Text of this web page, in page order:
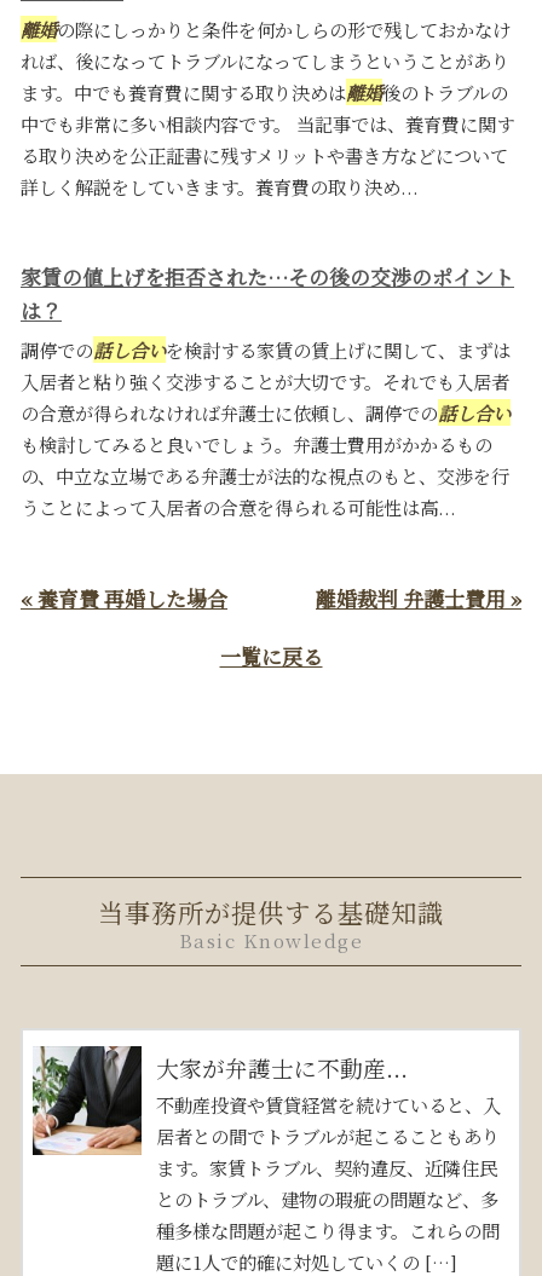
離婚の際にしっかりと条件を何かしらの形で残しておかなけ
れば、後になってトラブルになってしまうということがあり
ます。中でも養育費に関する取り決めは離婚後のトラブルの
中でも非常に多い相談内容です。 当記事では、養育費に関す
る取り決めを公正証書に残すメリットや書き方などについて
詳しく解説をしていきます。養育費の取り決め...
家賃の値上げを拒否された…その後の交渉のポイント
は？
調停での話し合いを検討する家賃の賃上げに関して、まずは
入居者と粘り強く交渉することが大切です。それでも入居者
の合意が得られなければ弁護士に依頼し、調停での話し合い
も検討してみると良いでしょう。弁護士費用がかかるもの
の、中立な立場である弁護士が法的な視点のもと、交渉を行
うことによって入居者の合意を得られる可能性は高...
« 養育費 再婚した場合
離婚裁判 弁護士費用 »
一覧に戻る
当事務所が提供する基礎知識
Basic Knowledge
大家が弁護士に不動産...
不動産投資や賃貸経営を続けていると、入
居者との間でトラブルが起こることもあり
ます。家賃トラブル、契約違反、近隣住民
とのトラブル、建物の瑕疵の問題など、多
種多様な問題が起こり得ます。これらの問
題に1人で的確に対処していくの […]